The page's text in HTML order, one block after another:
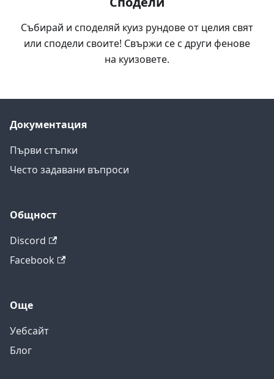
Събирай и споделяй куиз рундове от целия свят
или сподели своите! Свържи се с други фенове
на куизовете.
Документация
Първи стъпки
Често задавани въпроси
Общност
Discord
Facebook
Още
Уебсайт
Блог